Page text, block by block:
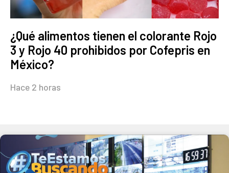
¿Qué alimentos tienen el colorante Rojo
3 y Rojo 40 prohibidos por Cofepris en
México?
Hace 2 horas